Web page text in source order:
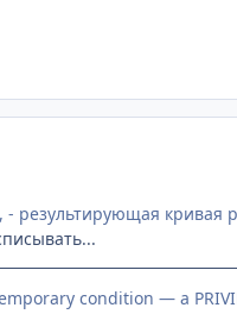
кривая
condition — a